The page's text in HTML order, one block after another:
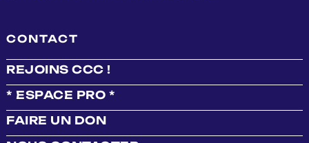
CONTACT
REJOINS CCC !
* ESPACE PRO *
FAIRE UN DON